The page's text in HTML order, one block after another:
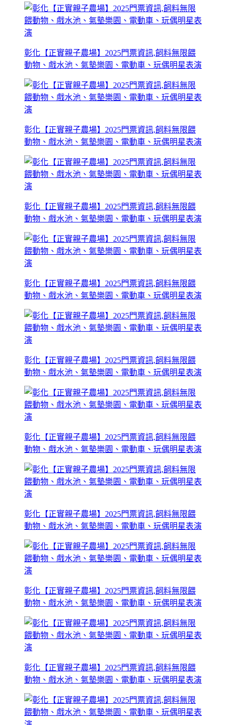
彰化【正實親子農場】2025門票資訊,飼料無限餵
動物、戲水池、氣墊樂園、電動車、玩偶明星表演
彰化【正實親子農場】2025門票資訊,飼料無限餵
動物、戲水池、氣墊樂園、電動車、玩偶明星表演
彰化【正實親子農場】2025門票資訊,飼料無限餵
動物、戲水池、氣墊樂園、電動車、玩偶明星表演
彰化【正實親子農場】2025門票資訊,飼料無限餵
動物、戲水池、氣墊樂園、電動車、玩偶明星表演
彰化【正實親子農場】2025門票資訊,飼料無限餵
動物、戲水池、氣墊樂園、電動車、玩偶明星表演
彰化【正實親子農場】2025門票資訊,飼料無限餵
動物、戲水池、氣墊樂園、電動車、玩偶明星表演
彰化【正實親子農場】2025門票資訊,飼料無限餵
動物、戲水池、氣墊樂園、電動車、玩偶明星表演
彰化【正實親子農場】2025門票資訊,飼料無限餵
動物、戲水池、氣墊樂園、電動車、玩偶明星表演
彰化【正實親子農場】2025門票資訊,飼料無限餵
動物、戲水池、氣墊樂園、電動車、玩偶明星表演